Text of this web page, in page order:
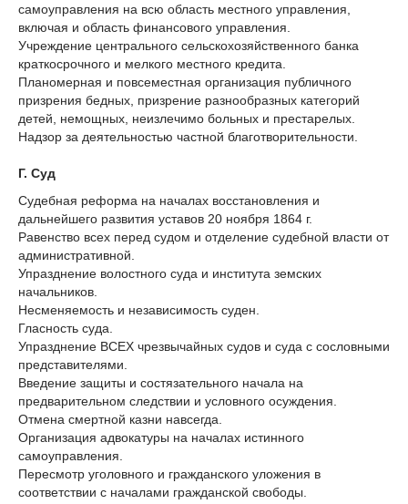
самоуправления на всю область местного управления,
включая и область финансового управления.
Учреждение центрального сельскохозяйственного банка
краткосрочного и мелкого местного кредита.
Планомерная и повсеместная организация публичного
призрения бедных, призрение разнообразных категорий
детей, немощных, неизлечимо больных и престарелых.
Надзор за деятельностью частной благотворительности.
Г. Суд
Судебная реформа на началах восстановления и
дальнейшего развития уставов 20 ноября 1864 г.
Равенство всех перед судом и отделение судебной власти от
административной.
Упразднение волостного суда и института земских
начальников.
Несменяемость и независимость суден.
Гласность суда.
Упразднение ВСЕХ чрезвычайных судов и суда с сословными
представителями.
Введение защиты и состязательного начала на
предварительном следствии и условного осуждения.
Отмена смертной казни навсегда.
Организация адвокатуры на началах истинного
самоуправления.
Пересмотр уголовного и гражданского уложения в
соответствии с началами гражданской свободы.